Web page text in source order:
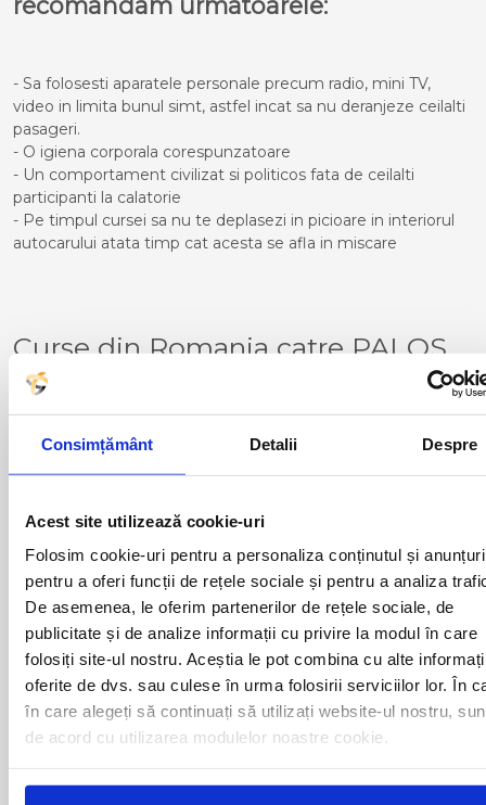
Consimțământ Detalii Despre
Acest site utilizează cookie-uri
Folosim cookie-uri pentru a personaliza conținutul și
pentru a oferi funcții de rețele sociale și pentru a analiza
De asemenea, le oferim partenerilor de rețele sociale, de
publicitate și de analize informații cu privire la modul în care
folosiți site-ul nostru. Aceștia le pot combina cu alte
oferite de dvs. sau culese în urma folosirii serviciilor lor. În
în care alegeți să continuați să utilizați website-ul nostru,
de acord cu utilizarea modulelor noastre cookie.
recomandam urmatoarele:
- Sa folosesti aparatele personale precum radio, mini TV,
video in limita bunul simt, astfel incat sa nu deranjeze ceilalti
pasageri.
- O igiena corporala corespunzatoare
- Un comportament civilizat si politicos fata de ceilalti
participanti la calatorie
- Pe timpul cursei sa nu te deplasezi in picioare in interiorul
autocarului atata timp cat acesta se afla in miscare
Curse din Romania catre PALOS
DE LA FRONTERA:
ACAS
ADJUD
ALEXANDRIA
ARAD
BACAU
BAIA MARE
BAILE HERCULANE
BAILESTI
BALS-IS
BALS-OT
BARCA
BARLAD
BECLEAN
LUGOJ
MAGLAVIT
MOINESTI
MOTCA
NUSFALAU
OLTENITA
ORADEA
ORSOVA
PASCANI
PERICEI
PERISOR
PIATRA NEAMT